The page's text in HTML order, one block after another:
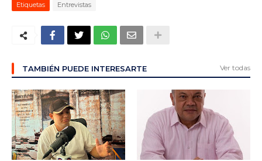
Etiquetas Entrevistas
TAMBIÉN PUEDE INTERESARTE Ver todas